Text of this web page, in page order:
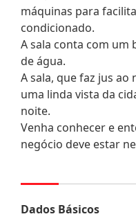
máquinas para
condicionado.
A sala conta com um
de água.
A sala, que faz jus
uma linda vista da
noite.
Venha conhecer e
negócio deve estar
Dados Básicos